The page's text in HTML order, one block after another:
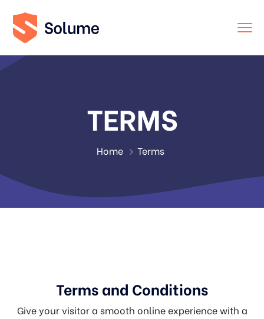
TERMS
Home Terms
Terms and Conditions
Give your visitor a smooth online experience with a